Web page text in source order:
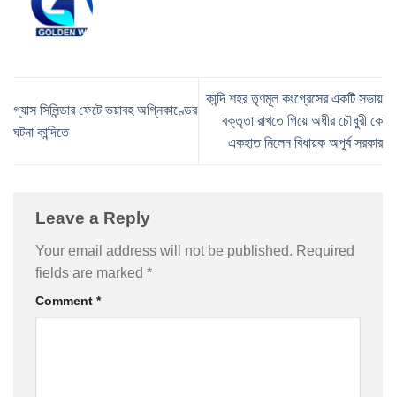
গ্যাস সিলিন্ডার ফেটে ভয়াবহ অগ্নিকাণ্ডের
ঘটনা কান্দিতে
কান্দি শহর তৃণমূল কংগ্রেসের একটি সভায়
বক্তৃতা রাখতে গিয়ে অধীর চৌধুরী কে
একহাত নিলেন বিধায়ক অপূর্ব সরকার
Leave a Reply
Your email address will not be published. Required
fields are marked *
Comment *